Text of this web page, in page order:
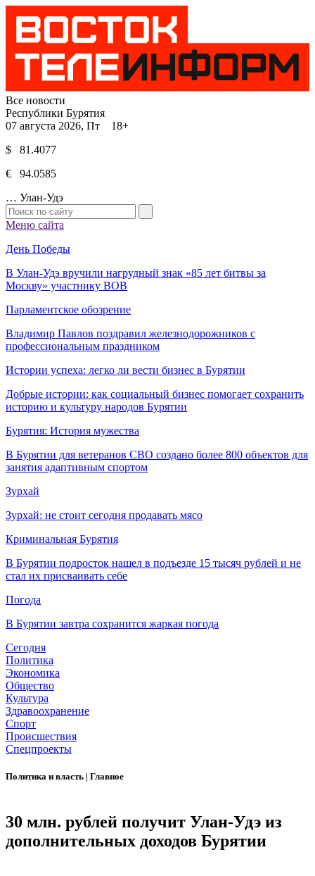
Все новости
Республики Бурятия
07 августа 2026, Пт 18+
$ 81.4077
€ 94.0585
… Улан-Удэ
Меню сайта
День Победы
В Улан-Удэ вручили нагрудный знак «85 лет битвы за
Москву» участнику ВОВ
Парламентское обозрение
Владимир Павлов поздравил железнодорожников с
профессиональным праздником
Истории успеха: легко ли вести бизнес в Бурятии
Добрые истории: как социальный бизнес помогает сохранить
историю и культуру народов Бурятии
Бурятия: История мужества
В Бурятии для ветеранов СВО создано более 800 объектов для
занятия адаптивным спортом
Зурхай
Зурхай: не стоит сегодня продавать мясо
Криминальная Бурятия
В Бурятии подросток нашел в подъезде 15 тысяч рублей и не
стал их присваивать себе
Погода
В Бурятии завтра сохранится жаркая погода
Сегодня
Политика
Экономика
Общество
Культура
Здравоохранение
Спорт
Происшествия
Спецпроекты
Политика и власть | Главное
30 млн. рублей получит Улан-Удэ из
дополнительных доходов Бурятии